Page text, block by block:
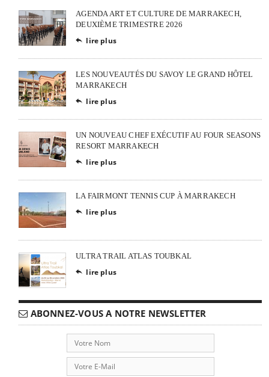
AGENDA ART ET CULTURE DE MARRAKECH,
DEUXIÈME TRIMESTRE 2026
 lire plus
LES NOUVEAUTÉS DU SAVOY LE GRAND HÔTEL
MARRAKECH
 lire plus
UN NOUVEAU CHEF EXÉCUTIF AU FOUR SEASONS
RESORT MARRAKECH
 lire plus
LA FAIRMONT TENNIS CUP À MARRAKECH
 lire plus
ULTRA TRAIL ATLAS TOUBKAL
 lire plus
ABONNEZ-VOUS A NOTRE NEWSLETTER